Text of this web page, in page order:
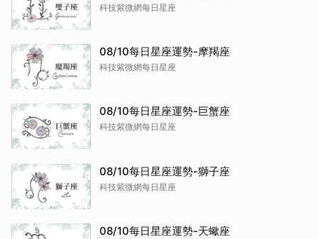
科技紫微網每日星座
08/10每日星座運勢-摩羯座
科技紫微網每日星座
08/10每日星座運勢-巨蟹座
科技紫微網每日星座
08/10每日星座運勢-獅子座
科技紫微網每日星座
08/10每日星座運勢-天蠍座